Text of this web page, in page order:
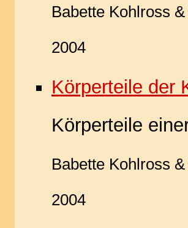
Babette Kohlross
2004
Körperteile der
Körperteile
Babette Kohlross
2004